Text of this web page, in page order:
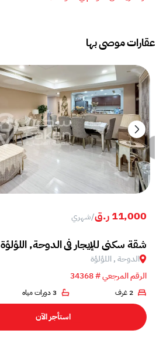
عقارات موصى بها
11,000 ر.ق /شهري
شقة سكني للإيجار في الدوحة, اللؤلؤة
الدوحة , اللؤلؤة
الرقم المرجعي # 34368
2 غرف 3 دورات مياه
استأجر الآن